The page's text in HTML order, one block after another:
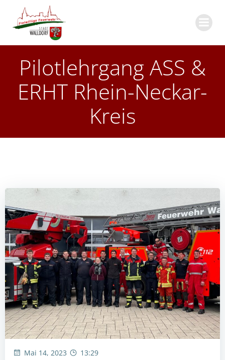
Pilotlehrgang ASS &
ERHT Rhein-Neckar-
Kreis
Mai 14, 2023 13:29